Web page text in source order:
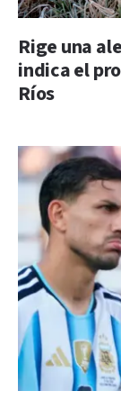
Rige una
indica el
Ríos